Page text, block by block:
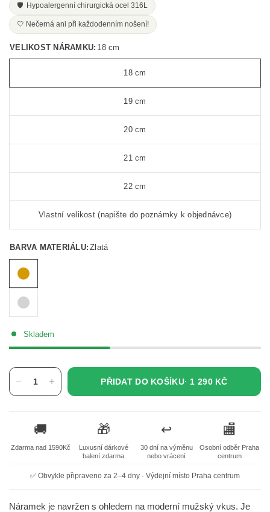
🛡️ Hypoalergenní chirurgická ocel 316L
🤍 Nečerná ani při každodenním nošení!
VELIKOST NÁRAMKU: 18 cm
18 cm
19 cm
20 cm
21 cm
22 cm
Vlastní velikost (napište do poznámky k objednávce)
BARVA MATERIÁLU: Zlatá
Skladem
PŘIDAT DO KOŠÍKU· 1 290 KČ
🚚
Zdarma nad 1590Kč
🎁
Luxusní dárkové
balení zdarma
↩️
30 dní na výměnu
nebo vrácení
🏬
Osobní odběr Praha
centrum
✅ Obvykle připraveno za 2–4 dny · Výdejní místo Praha centrum
Náramek je navržen s ohledem na moderní mužský vkus. Je